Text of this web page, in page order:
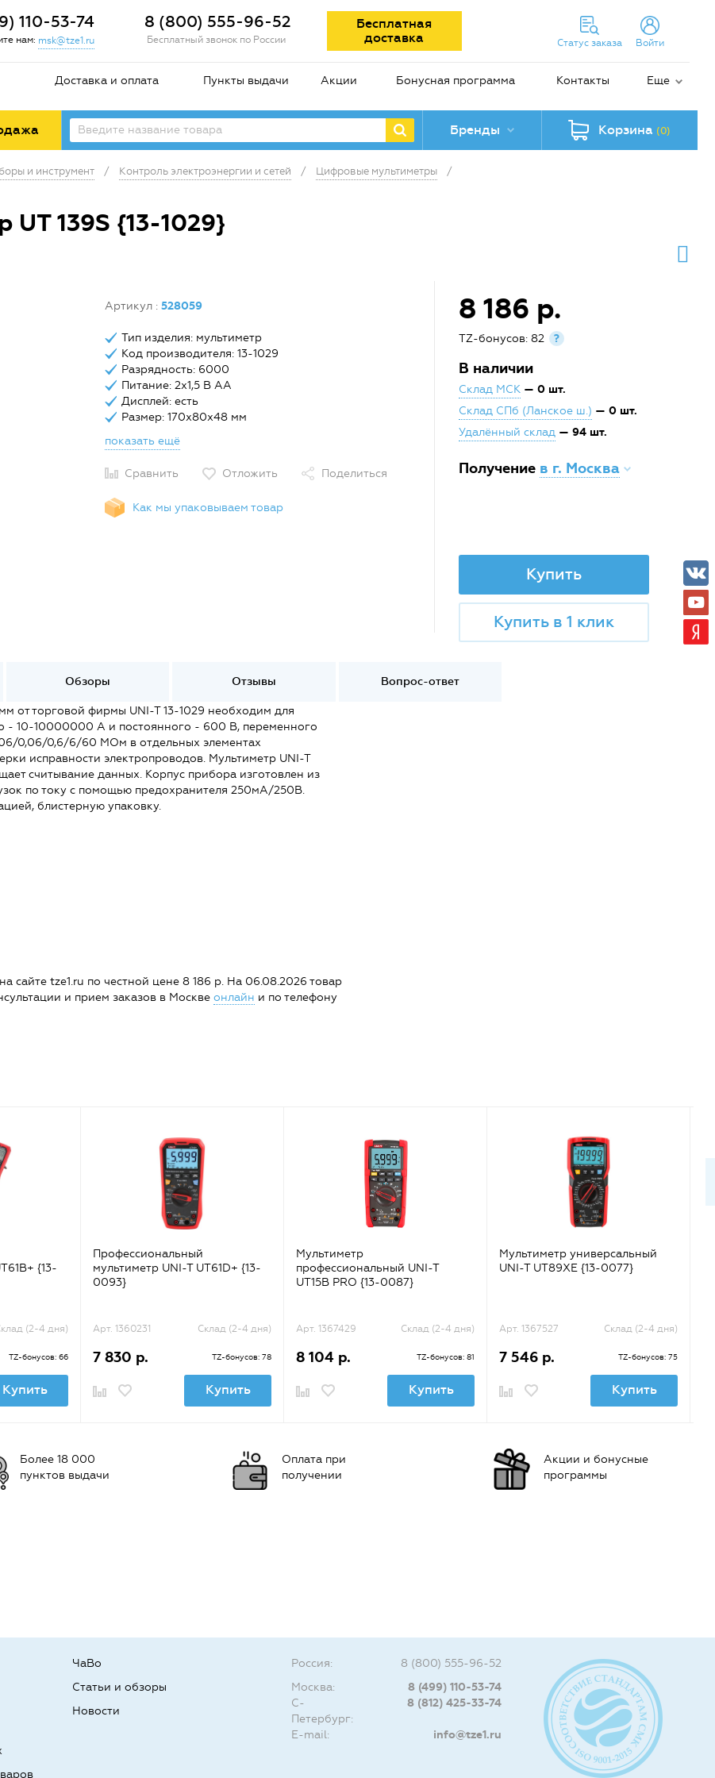
110-53-74
нам: msk@tze1.ru
8 (800) 555-96-52
Бесплатный звонок по России
Бесплатная
доставка
Статус заказа Войти
Доставка и оплата Пункты выдачи Акции Бонусная программа Контакты Еще
Бренды Корзина (0)
и инструмент / Контроль электроэнергии и сетей / Цифровые мультиметры
/
139S {13-1029}
Артикул : 528059
Тип изделия: мультиметр
Код производителя: 13-1029
Разрядность: 6000
Питание: 2х1,5 В АА
Дисплей: есть
Размер: 170х80х48 мм
показать ещё
Сравнить Отложить Поделиться
Как мы упаковываем товар
8 186 р.
TZ-бонусов: 82 ?
В наличии
Склад МСК — 0 шт.
Склад СПб (Ланское ш.) — 0 шт.
Удалённый склад — 94 шт.
Получение в г. Москва
Купить
Купить в 1 клик
Обзоры Отзывы Вопрос-ответ
от торговой фирмы UNI-T 13-1029 необходим для
- 10-10000000 А и постоянного - 600 В, переменного
0,06/0,6/6/60 МОм в отдельных элементах
исправности электропроводов. Мультиметр UNI-T
считывание данных. Корпус прибора изготовлен из
по току с помощью предохранителя 250мА/250В.
блистерную упаковку.
сайте tze1.ru по честной цене 8 186 р. На 06.08.2026 товар
и прием заказов в Москве онлайн и по телефону
{13-
(2-4 дня)
TZ-бонусов: 66
Купить
Профессиональный
мультиметр UNI-T UT61D+ {13-
0093}
Арт. 1360231 Склад (2-4 дня)
7 830 р. TZ-бонусов: 78
Купить
Мультиметр
профессиональный UNI-T
UT15B PRO {13-0087}
Арт. 1367429 Склад (2-4 дня)
8 104 р. TZ-бонусов: 81
Купить
Мультиметр универсальный
UNI-T UT89XE {13-0077}
Арт. 1367527 Склад (2-4 дня)
7 546 р. TZ-бонусов: 75
Купить
Более 18 000
пунктов выдачи
Оплата при
получении
Акции и бонусные
программы
ЧаВо
Статьи и обзоры
Новости
Россия:
8 (800) 555-96-52
Москва:
8 (499) 110-53-74
С-
Петербург:
8 (812) 425-33-74
E-mail: info@tze1.ru